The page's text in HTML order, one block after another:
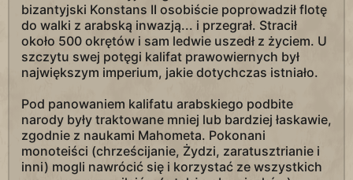
bizantyjski Konstans II osobiście poprowadził flotę
do walki z arabską inwazją... i przegrał. Stracił
około 500 okrętów i sam ledwie uszedł z życiem. U
szczytu swej potęgi kalifat prawowiernych był
największym imperium, jakie dotychczas istniało.
Pod panowaniem kalifatu arabskiego podbite
narody były traktowane mniej lub bardziej łaskawie,
zgodnie z naukami Mahometa. Pokonani
monoteiści (chrześcijanie, Żydzi, zaratusztrianie i
inni) mogli nawrócić się i korzystać ze wszystkich